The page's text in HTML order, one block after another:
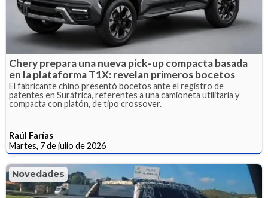
Chery prepara una nueva pick-up compacta basada
en la plataforma T1X: revelan primeros bocetos
El fabricante chino presentó bocetos ante el registro de
patentes en Suráfrica, referentes a una camioneta utilitaria y
compacta con platón, de tipo crossover.
Raúl Farías
Martes, 7 de julio de 2026
Novedades